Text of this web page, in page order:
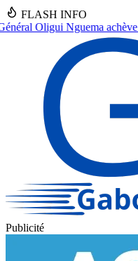
FLASH INFO
africaine, des
Publicité